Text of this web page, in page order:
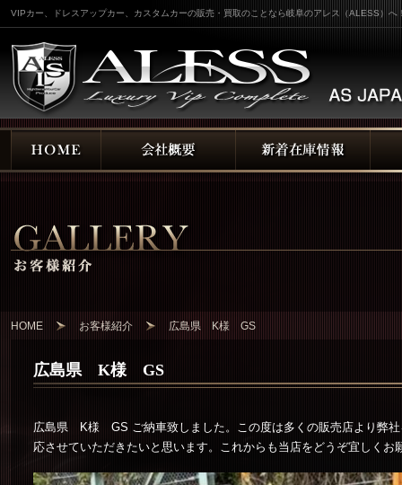
VIPカー、ドレスアップカー、カスタムカーの販売・買取のことなら岐阜のアレス（ALESS）へ
HOME お客様紹介 広島県 K様 GS
広島県 K様 GS
広島県 K様 GS ご納車致しました。この度は多くの販売店より弊社
応させていただきたいと思います。これからも当店をどうぞ宜しく